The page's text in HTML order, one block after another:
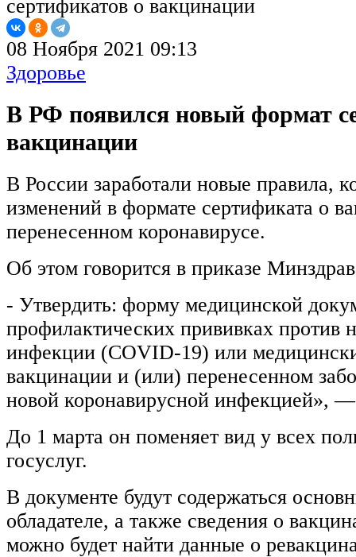
08 Ноября 2021 09:13
Здоровье
В РФ появился новый формат
вакцинации
В России заработали новые правила,
изменений в формате сертификата о
перенесенном коронавирусе.
Об этом говорится в приказе
- Утвердить: форму медицинской
профилактических прививках против
инфекции (COVID-19) или
вакцинации и (или) перенесенном
новой коронавирусной инфекцией», —
До 1 марта он поменяет вид у всех
госуслуг.
В документе будут содержаться
обладателе, а также сведения о
можно будет найти данные о